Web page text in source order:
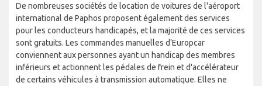
De nombreuses sociétés de location de voitures de l'aéroport
international de Paphos proposent également des services
pour les conducteurs handicapés, et la majorité de ces services
sont gratuits. Les commandes manuelles d'Europcar
conviennent aux personnes ayant un handicap des membres
inférieurs et actionnent les pédales de frein et d'accélérateur
de certains véhicules à transmission automatique. Elles ne